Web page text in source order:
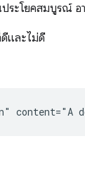
ระโยคสมบูรณ์ อ
และไม่ดี
content="A